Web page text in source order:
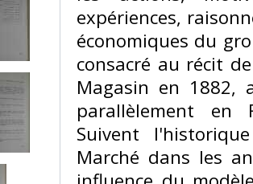
expériences,
économiques du
consacré au récit
Magasin en 1882,
parallèlement en
Suivent
Marché dans les